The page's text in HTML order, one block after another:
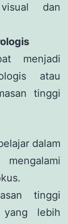
dan
menjadi
atau
tinggi
dalam
tinggi
yang lebih